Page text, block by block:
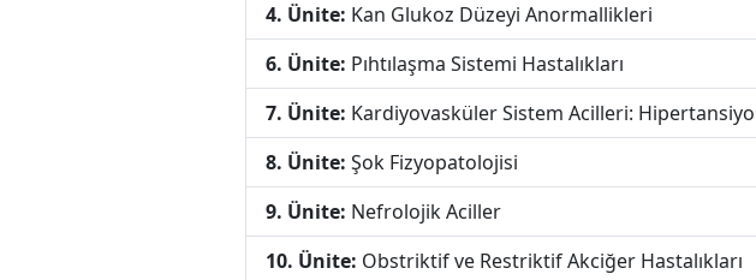
4. Ünite: Kan Glukoz Düzeyi Anormallikleri
6. Ünite: Pıhtılaşma Sistemi Hastalıkları
7. Ünite: Kardiyovasküler Sistem Acilleri:
8. Ünite: Şok Fizyopatolojisi
9. Ünite: Nefrolojik Aciller
10. Ünite: Obstriktif ve Restriktif Akciğer Hastalıkları